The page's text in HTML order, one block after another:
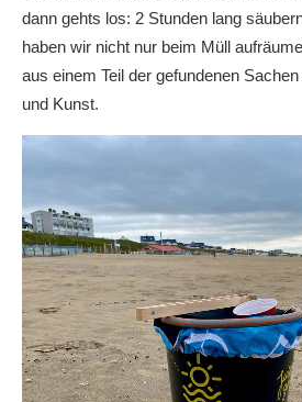
dann gehts los: 2 Stunden lang
haben wir nicht nur beim Müll
aus einem Teil der gefundenen
und Kunst.